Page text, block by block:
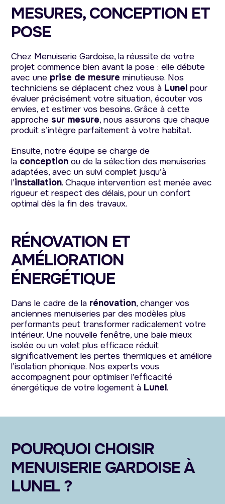
MESURES, CONCEPTION ET
POSE
Chez Menuiserie Gardoise, la réussite de votre
projet commence bien avant la pose : elle débute
avec une prise de mesure minutieuse. Nos
techniciens se déplacent chez vous à Lunel pour
évaluer précisément votre situation, écouter vos
envies, et estimer vos besoins. Grâce à cette
approche sur mesure, nous assurons que chaque
produit s’intègre parfaitement à votre habitat.
Ensuite, notre équipe se charge de
la conception ou de la sélection des menuiseries
adaptées, avec un suivi complet jusqu’à
l’installation. Chaque intervention est menée avec
rigueur et respect des délais, pour un confort
optimal dès la fin des travaux.
RÉNOVATION ET
AMÉLIORATION
ÉNERGÉTIQUE
Dans le cadre de la rénovation, changer vos
anciennes menuiseries par des modèles plus
performants peut transformer radicalement votre
intérieur. Une nouvelle fenêtre, une baie mieux
isolée ou un volet plus efficace réduit
significativement les pertes thermiques et améliore
l’isolation phonique. Nos experts vous
accompagnent pour optimiser l’efficacité
énergétique de votre logement à Lunel.
POURQUOI CHOISIR
MENUISERIE GARDOISE À
LUNEL ?